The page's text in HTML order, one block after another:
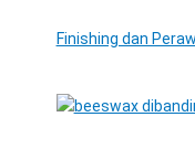
Finishing dan